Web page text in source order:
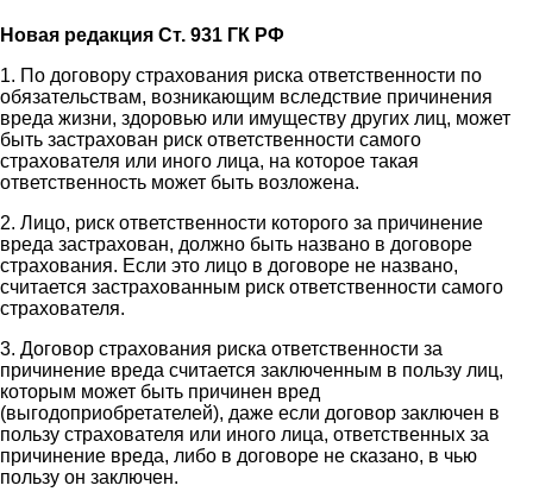
Новая редакция Ст. 931 ГК РФ
1. По договору страхования риска ответственности по
обязательствам, возникающим вследствие причинения
вреда жизни, здоровью или имуществу других лиц, может
быть застрахован риск ответственности самого
страхователя или иного лица, на которое такая
ответственность может быть возложена.
2. Лицо, риск ответственности которого за причинение
вреда застрахован, должно быть названо в договоре
страхования. Если это лицо в договоре не названо,
считается застрахованным риск ответственности самого
страхователя.
3. Договор страхования риска ответственности за
причинение вреда считается заключенным в пользу лиц,
которым может быть причинен вред
(выгодоприобретателей), даже если договор заключен в
пользу страхователя или иного лица, ответственных за
причинение вреда, либо в договоре не сказано, в чью
пользу он заключен.